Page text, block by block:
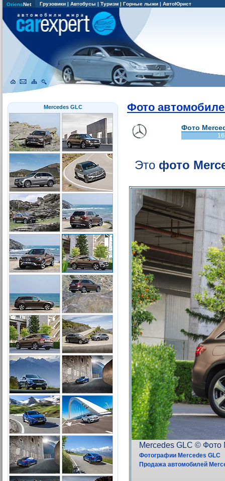
OriensNet Грузовики | Автобусы | Туризм | Горные лыжи | АвтоЮрист
Mercedes GLC Фото
Фото
Это фото